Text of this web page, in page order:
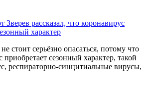
Зверев рассказал, что коронавирус
характер
стоит серьёзно опасаться, потому что
приобретает сезонный характер, такой
респираторно-синцитиальные вирусы,